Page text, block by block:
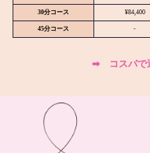
30分コース ¥84,400
45分コース -
➡︎ コスパで